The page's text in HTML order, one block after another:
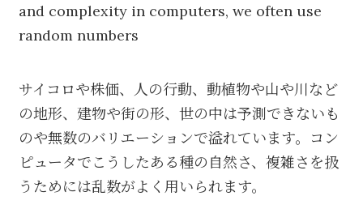
and complexity in computers, we often use
random numbers
サイコロや株価、人の行動、動植物や山や川など
の地形、建物や街の形、世の中は予測できないも
のや無数のバリエーションで溢れています。コン
ピュータでこうしたある種の自然さ、複雑さを扱
うためには乱数がよく用いられます。